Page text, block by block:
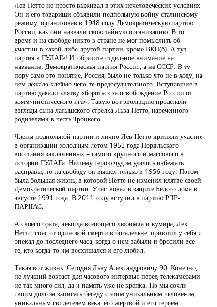
Лев Нетто не просто выживал в этих нечеловеческих условиях.
Он и его товарищи объявили подпольную войну сталинскому
режиму, организовав в 1948 году Демократическую партию
России, как они назвали свою тайную организацию. В то
время и на свободе никто в стране не мог помыслить об
участии в какой-либо другой партии, кроме ВКП(б). А тут –
партия в ГУЛАГе! И, обратите отдельное внимание на
название: Демократическая партия России, а не СССР. В ту
пору само это понятие, Россия, было не только что не в ходу, на
нем лежало клеймо чего-то предосудительного. Вступавшие в
партию давали клятву «бороться за освобождение России от
коммунистического ига». Такую вот эволюцию проделали
взгляды сына латышского стрелка Льва Нетто, нареченного
родителями в честь Троцкого.
Члены подпольной партии и лично Лев Нетто приняли участие
в организации холодным летом 1953 года Норильского
восстания заключенных – самого крупного и массового в
истории ГУЛАГа. Нашему герою чудом удалось избежать
расправы, но на свободу он вышел только в 1956 году. Потом
была большая жизнь, в которой Нетто не изменил клятве своей
Демократической партии. Участвовал в защите Белого дома в
августе 1991 года. В 2011 году вступил в партию РПР-
ПАРНАС.
А своего брата, некогда всеобщего любимца и кумира, Лев
Нетто, спас от одинокой смерти в богадельне, приютил у себя и
опекал до последнего часа, когда о нем забыли и бросили все
те, кто когда-то им восхищался и его любил.
Такая вот жизнь. Сегодня Льву Александровичу 90. Конечно,
не лучший возраст для часового интервью перед телекамерами:
не так много сил, да и память уже не крепка. Но мы сочли
своим долгом записать беседу с этим уникальным человеком,
уникальным свидетелем века, его жертвой и его героем